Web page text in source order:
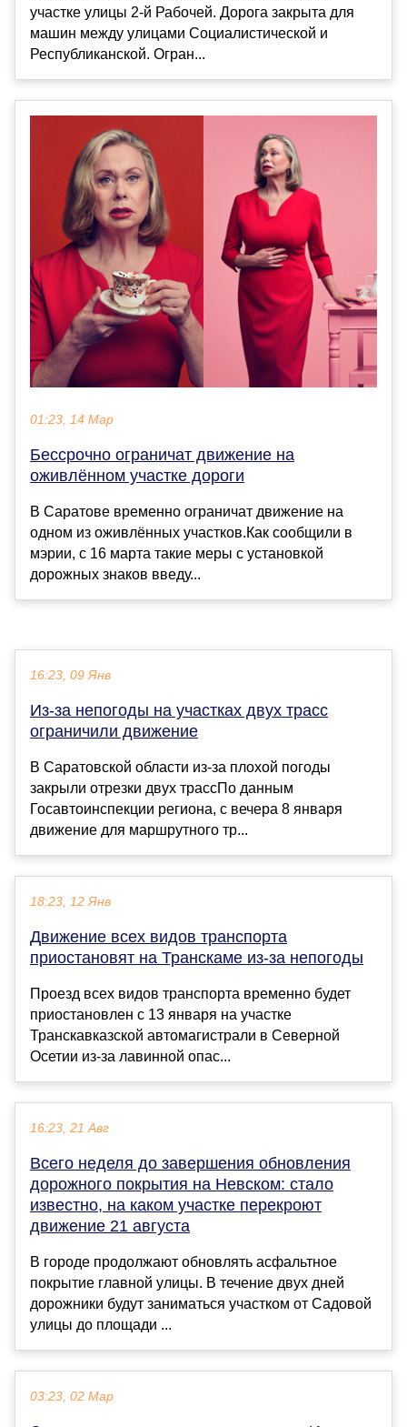
участке улицы 2-й Рабочей. Дорога закрыта для
машин между улицами Социалистической и
Республиканской. Огран...
01:23, 14 Мар
Бессрочно ограничат движение на
оживлённом участке дороги
В Саратове временно ограничат движение на
одном из оживлённых участков.Как сообщили в
мэрии, с 16 марта такие меры с установкой
дорожных знаков введу...
16:23, 09 Янв
Из-за непогоды на участках двух трасс
ограничили движение
В Саратовской области из-за плохой погоды
закрыли отрезки двух трассПо данным
Госавтоинспекции региона, с вечера 8 января
движение для маршрутного тр...
18:23, 12 Янв
Движение всех видов транспорта
приостановят на Транскаме из-за непогоды
Проезд всех видов транспорта временно будет
приостановлен с 13 января на участке
Транскавказской автомагистрали в Северной
Осетии из-за лавинной опас...
16:23, 21 Авг
Всего неделя до завершения обновления
дорожного покрытия на Невском: стало
известно, на каком участке перекроют
движение 21 августа
В городе продолжают обновлять асфальтное
покрытие главной улицы. В течение двух дней
дорожники будут заниматься участком от Садовой
улицы до площади ...
03:23, 02 Мар